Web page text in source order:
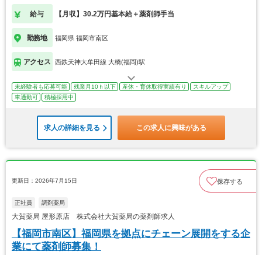
給与 【月収】30.2万円基本給＋薬剤師手当
勤務地 福岡県 福岡市南区
アクセス 西鉄天神大牟田線 大橋(福岡)駅
未経験者も応募可能 残業月10ｈ以下 産休・育休取得実績有り
スキルアップ
車通勤可
積極採用中
求人の詳細を見る この求人に興味がある
更新日：2026年7月15日 保存する
正社員 調剤薬局
大賀薬局 屋形原店 株式会社大賀薬局の薬剤師求人
【福岡市南区】福岡県を拠点にチェーン展開をする企
業にて薬剤師募集！